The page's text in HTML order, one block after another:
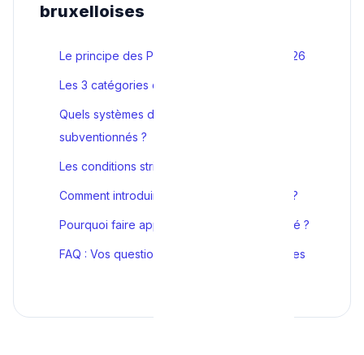
bruxelloises
Le principe des Primes RENOLUTION en 2026
Les 3 catégories de revenus (I, II, III)
Quels systèmes de chauffage sont
subventionnés ?
Les conditions strictes pour éviter le refus
Comment introduire sa demande pas à pas ?
Pourquoi faire appel à un chauffagiste agréé ?
FAQ : Vos questions fréquentes sur les primes